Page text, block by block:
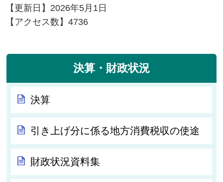
【更新日】 2026年5月1日
【アクセス数】4736
決算・財政状況
決算
引き上げ分に係る地方消費税収の使途
財政状況資料集